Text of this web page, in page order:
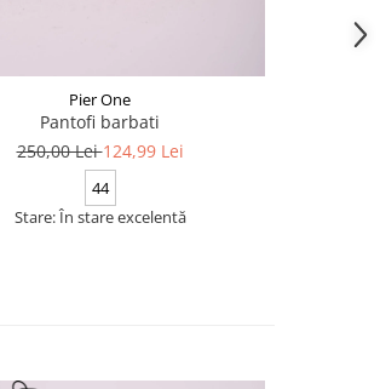
Pier One
Pantofi barbati
250,00 Lei124,99 Lei
44
Stare: În stare excelentă